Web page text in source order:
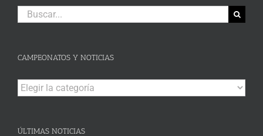
Buscar:
CAMPEONATOS Y NOTICIAS
Campeonatos
y
ÚLTIMAS NOTICIAS